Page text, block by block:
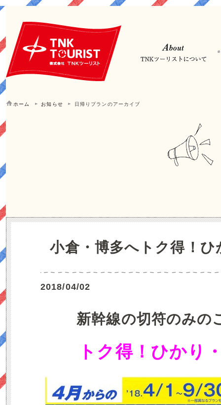
ホーム お知らせ 日帰りプランのアーカイブ
小倉・博多へトク得！
2018/04/02
新幹線の切符のみの
トク得！ひかり